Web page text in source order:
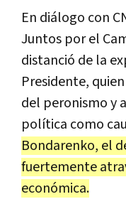
En diálogo con
Juntos por el
distanció de la
Presidente,
del peronismo y
política como
Bondarenko, el
fuertemente
económica.